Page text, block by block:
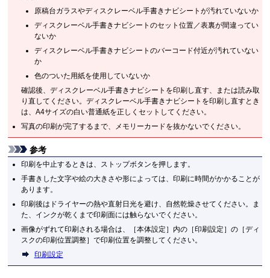
原稿台ガラスやディスクレーベル手書きナビシートが汚れていないか
ディスクレーベル手書きナビシートのセット位置／表裏が間違ってい
ないか
ディスクレーベル手書きナビシートのバーコード付近が汚れていない
か
色のついた用紙を使用していないか
確認後、ディスクレーベル手書きナビシートを印刷し直す、または読み取
り直してください。ディスクレーベル手書きナビシートを印刷し直すとき
は、A4サイズの白い普通紙を正しくセットしてください。
写真の印刷が完了するまで、メモリーカードを抜かないでください。
参考
印刷を中止するときは、ストップボタンを押します。
手書きした文字や絵の大きさや形によっては、印刷に時間がかかることが
あります。
印刷後はドライヤーの熱や直射日光を避け、自然乾燥させてください。ま
た、インクが乾くまで印刷面には触らないでください。
画像がずれて印刷される場合は、［本体設定 ］内の［印刷設定 ］の［ディ
スクの印刷位置調整］で印刷位置を調整してください。
印刷設定